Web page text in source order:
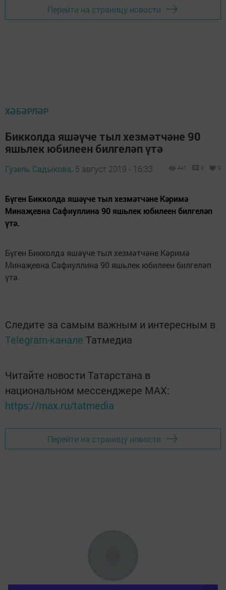
Перейти на страницу новости
ХӘБӘРЛӘР
Бикколда яшәүче тыл хезмәтчәне 90
яшьлек юбилеен билгеләп үтә
Гузель Садыкова, 5 август 2019 - 16:33 441 0 0
Бүген Бикколда яшәүче тыл хезмәтчәне Кәримә
Минаҗевна Сафиуллина 90 яшьлек юбилеен билгеләп
үтә.
Бүген Бикколда яшәүче тыл хезмәтчәне Кәримә
Минаҗевна Сафиуллина 90 яшьлек юбилеен билгеләп
үтә.
Следите за самым важным и интересным в
Telegram-канале Татмедиа
Читайте новости Татарстана в
национальном мессенджере MАХ:
https://max.ru/tatmedia
Перейти на страницу новости